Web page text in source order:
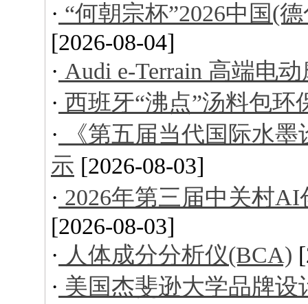
· “何朝宗杯”2026中国(
[2026-08-04]
· Audi e-Terrain 高端电
· 西班牙“沸点”汤料包环
· 《第五届当代国际水
示 [2026-08-03]
· 2026年第三届中关村
[2026-08-03]
· 人体成分分析仪(BCA)
· 美国杰斐逊大学品牌设